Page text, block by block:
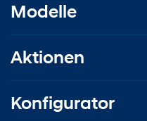
Modelle
Aktionen
Konfigurator